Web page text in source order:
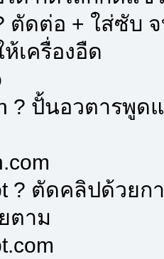
ตัดต่อ + ใส่ซับ
เครื่องอืด
? ปั้นอวตารพูด
? ตัดคลิปด้วย
ตาม